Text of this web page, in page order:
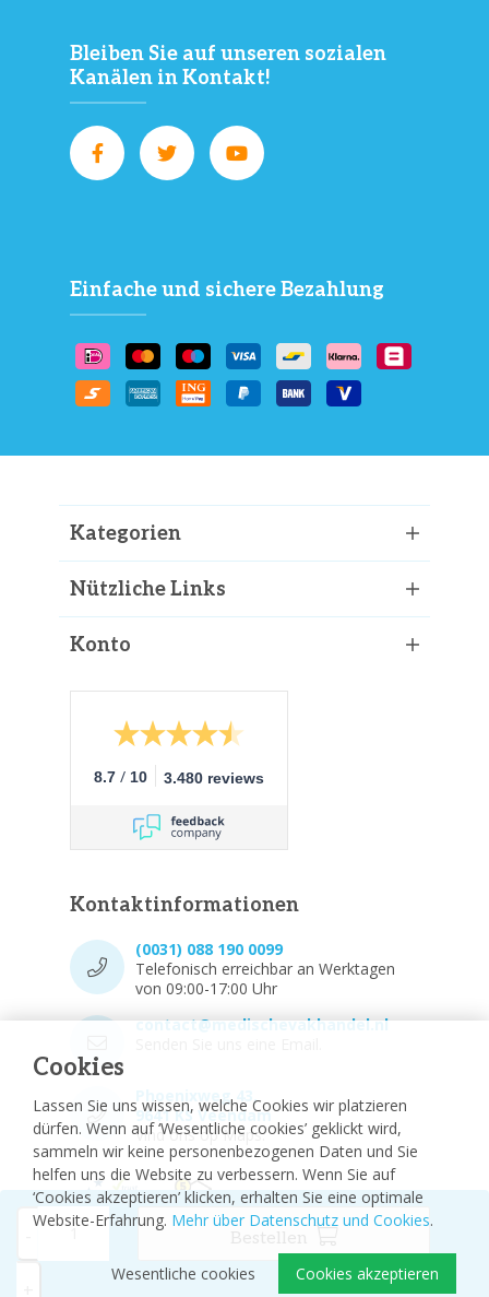
Cookies
Lassen Sie uns wissen, welche Cookies wir platzieren
dürfen. Wenn auf ‘Wesentliche cookies’ geklickt wird,
sammeln wir keine personenbezogenen Daten und Sie
helfen uns die Website zu verbessern. Wenn Sie auf
‘Cookies akzeptieren’ klicken, erhalten Sie eine optimale
Website-Erfahrung. Mehr über Datenschutz und Cookies.
Cookies akzeptieren
Wesentliche cookies
Bleiben Sie auf unseren sozialen
Kanälen in Kontakt!
Einfache und sichere Bezahlung
Kategorien
Nützliche Links
Konto
8.7 / 10 3.480 reviews
Kontaktinformationen
(0031) 088 190 0099
Telefonisch erreichbar an Werktagen
von 09:00-17:00 Uhr
contact@medischevakhandel.nl
Phoenixweg 43,
9641 KS Veendam
Vind ons op Maps.
© 2026 - Medizinischer Fachhandel Sitemap